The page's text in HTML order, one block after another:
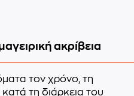
ακρίβεια
τον χρόνο, τη
τη διάρκεια του